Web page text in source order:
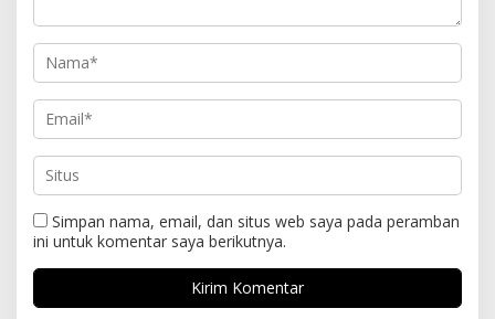
Simpan nama, email, dan situs web saya pada peramban
ini untuk komentar saya berikutnya.